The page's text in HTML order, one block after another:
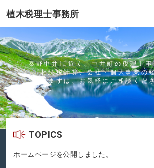
植木税理士事務所
秦野中井IC近く、中井町の税理士
相続税計算、会社・個人事業の
まずは、お気軽にご相談くだ
TOPICS
ホームページを公開しました。